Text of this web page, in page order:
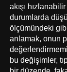
akışı
durumlarda
ölçümündeki
anlamak, onun
bu değişimler,